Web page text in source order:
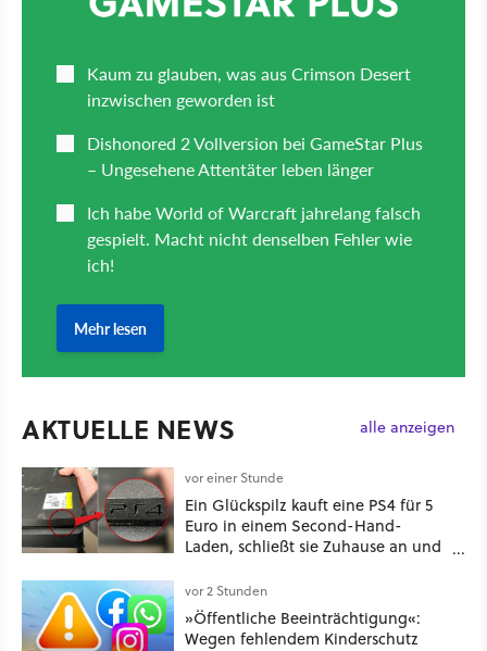
AKTUELLE NEWS alle anzeigen
vor einer Stunde
Ein Glückspilz kauft eine PS4 für 5
Euro in einem Second-Hand-
Laden, schließt sie Zuhause an und
funktionierende PlayStation [Best of
GameStar]
vor 2 Stunden
»Öffentliche Beeinträchtigung«:
Wegen fehlendem Kinderschutz